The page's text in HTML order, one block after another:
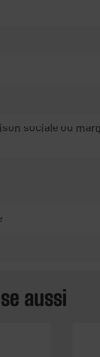
sociale ou
aussi